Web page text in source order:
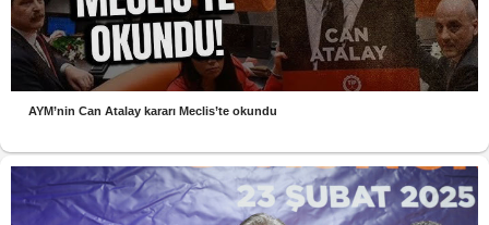
AYM’nin Can Atalay kararı Meclis’te okundu